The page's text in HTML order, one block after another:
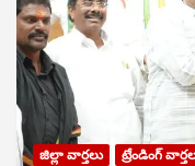
జిల్లా వార్తలు ట్రేండింగ్